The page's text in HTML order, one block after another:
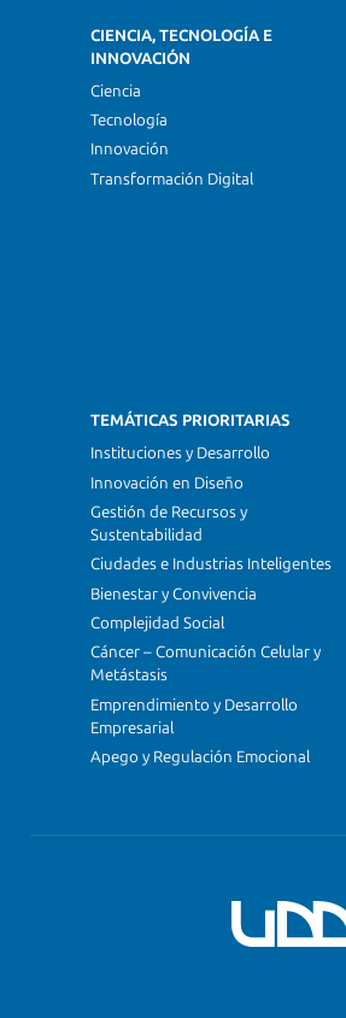
CIENCIA, TECNOLOGÍA E
INNOVACIÓN
Ciencia
Tecnología
Innovación
Transformación Digital
TEMÁTICAS PRIORITARIAS
Instituciones y Desarrollo
Innovación en Diseño
Gestión de Recursos y
Sustentabilidad
Ciudades e Industrias Inteligentes
Bienestar y Convivencia
Complejidad Social
Cáncer – Comunicación Celular y
Metástasis
Emprendimiento y Desarrollo
Empresarial
Apego y Regulación Emocional